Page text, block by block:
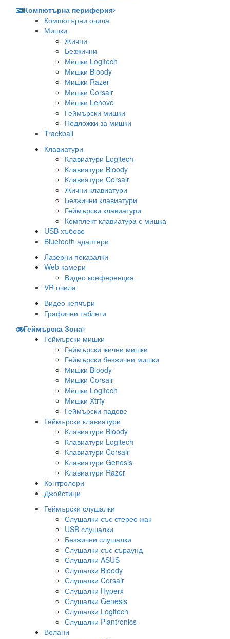
Компютърна периферия
Компютърни очила
Мишки
Жични
Безжични
Мишки Logitech
Мишки Bloody
Мишки Razer
Мишки Corsair
Мишки Lenovo
Геймърски мишки
Подложки за мишки
Trackball
Клавиатури
Клавиатури Logitech
Клавиатури Bloody
Клавиатури Corsair
Жични клавиатури
Безжични клавиатури
Геймърски клавиатури
Комплект клавиатурa с мишка
USB хъбове
Bluetooth адаптери
Лазерни показалки
Web камери
Видео конференция
VR очила
Видео кепчъри
Графични таблети
Геймърска Зона
Геймърски мишки
Геймърски жични мишки
Геймърски безжични мишки
Мишки Bloody
Мишки Corsair
Мишки Logitech
Мишки Xtrfy
Геймърски падове
Геймърски клавиатури
Клавиатури Bloody
Клавиатури Logitech
Клавиатури Corsair
Клавиатури Genesis
Клавиатури Razer
Контролери
Джойстици
Геймърски слушалки
Слушалки със стерео жак
USB слушалки
Безжични слушалки
Слушалки със съраунд
Слушалки ASUS
Слушалки Bloody
Слушалки Corsair
Слушалки Hyperx
Слушалки Genesis
Слушалки Logitech
Слушалки Plantronics
Волани